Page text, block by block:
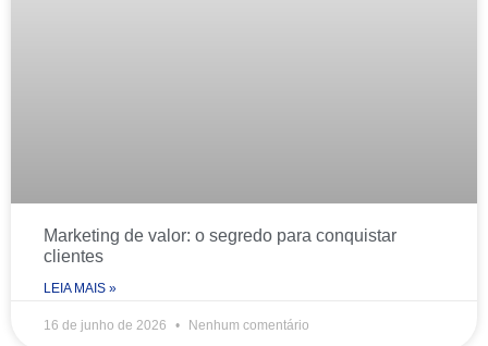
Marketing de valor: o segredo para conquistar
clientes
LEIA MAIS »
16 de junho de 2026 Nenhum comentário